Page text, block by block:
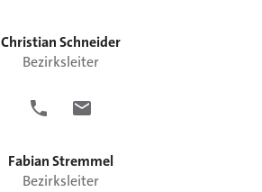
ChristianSchneider
Bezirksleiter
FabianStremmel
Bezirksleiter